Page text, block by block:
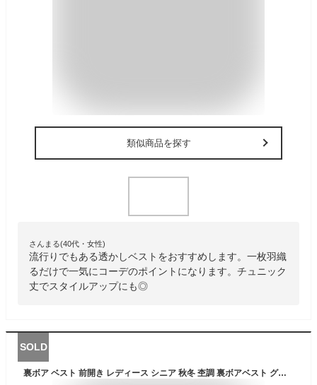
類似商品を探す
さんまる(40代・女性)
流行りでもある透かしベストをおすすめします。一枚羽織
るだけで一気にコーデのポイントになります。チュニック
丈でスタイルアップにも◎
SOLD
裏ボア ベスト 前開き レディース シニア 秋冬 杢調 裏ボアベスト グレー 婦人服 ミセス 防寒 あったかい 前ボタン キルト キルティング スタンドカラー 立襟 暖かい シニアファッション 40代 50代 60代 70代 80代 母の日 お母さん ギフト 秋物 冬物 nss p17873